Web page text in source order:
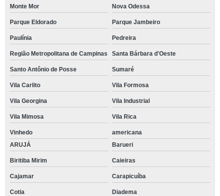
Monte Mor Nova Odessa
Parque Eldorado Parque Jambeiro
Paulínia Pedreira
Região Metropolitana de Campinas Santa Bárbara d'Oeste
Santo Antônio de Posse Sumaré
Vila Carlito Vila Formosa
Vila Georgina Vila Industrial
Vila Mimosa Vila Rica
Vinhedo
americana
ARUJÁ
Barueri
Biritiba Mirim Caieiras
Cajamar Carapicuíba
Cotia Diadema